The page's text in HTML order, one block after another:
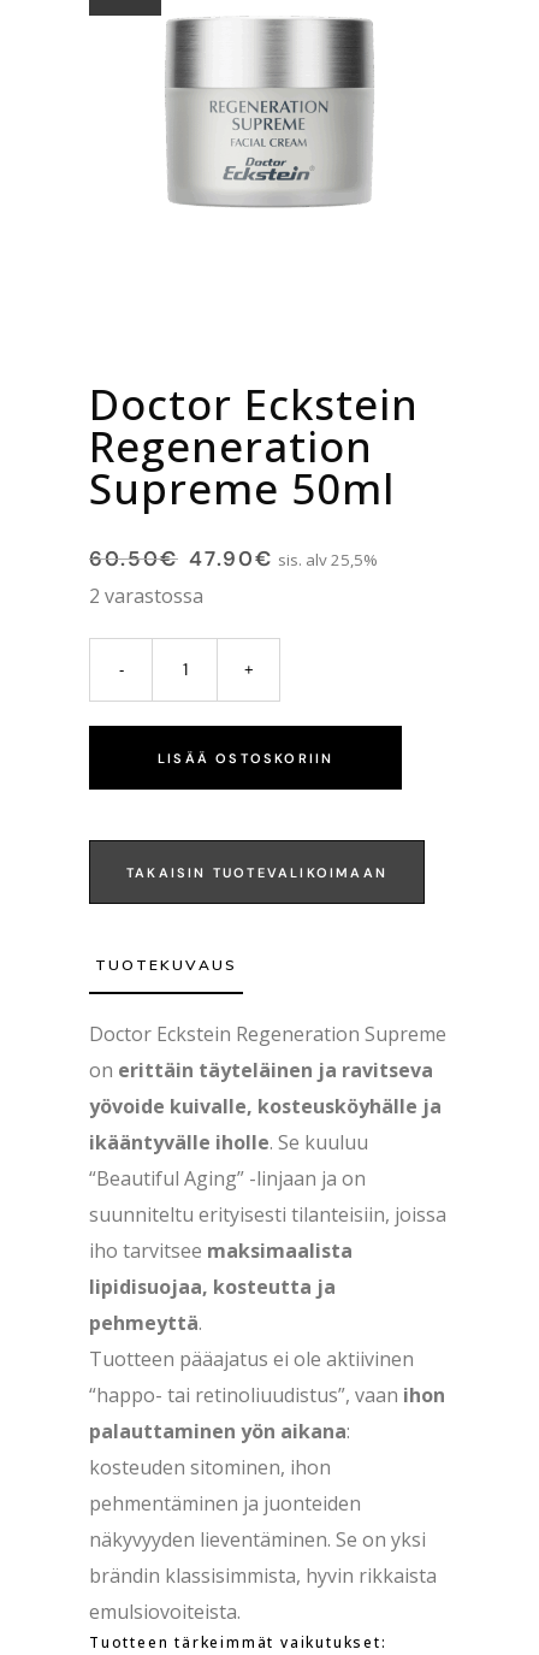
Doctor Eckstein
Regeneration
Supreme 50ml
60.50€ 47.90€ sis. alv 25,5%
2 varastossa
LISÄÄ OSTOSKORIIN
TAKAISIN TUOTEVALIKOIMAAN
TUOTEKUVAUS
Doctor Eckstein Regeneration Supreme
on erittäin täyteläinen ja ravitseva
yövoide kuivalle, kosteusköyhälle ja
ikääntyvälle iholle. Se kuuluu
“Beautiful Aging” -linjaan ja on
suunniteltu erityisesti tilanteisiin, joissa
iho tarvitsee maksimaalista
lipidisuojaa, kosteutta ja
pehmeyttä.
Tuotteen pääajatus ei ole aktiivinen
“happo- tai retinoliuudistus”, vaan ihon
palauttaminen yön aikana:
kosteuden sitominen, ihon
pehmentäminen ja juonteiden
näkyvyyden lieventäminen. Se on yksi
brändin klassisimmista, hyvin rikkaista
emulsiovoiteista.
Tuotteen tärkeimmät vaikutukset: